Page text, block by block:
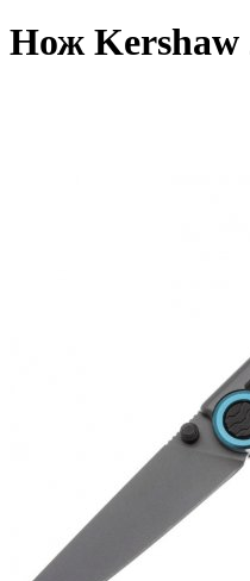
Нож Kershaw